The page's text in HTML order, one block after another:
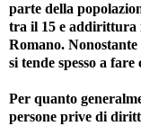
parte della
tra il 15 e addirittura
Romano.
si tende spesso a fare
Per quanto
persone prive di